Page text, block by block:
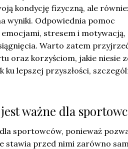
kondycję fizyczną, ale
wyniki. Odpowiednia pomoc
stresem i motywacją,
Warto zatem
oraz korzyściom, jakie niesie
lepszej przyszłości,
ważne dla
sportowców, ponieważ
stawia przed nimi zarówno